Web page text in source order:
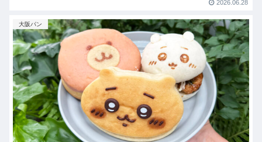
2026.06.28
大阪パン